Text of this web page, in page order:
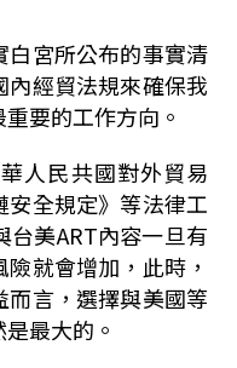
白宮所公布的事實清
經貿法規來確保我
要的工作方向。
人民共國對外貿易
全規定》等法律工
台美ART內容一旦有
就會增加，此時，
言，選擇與美國等
最大的。